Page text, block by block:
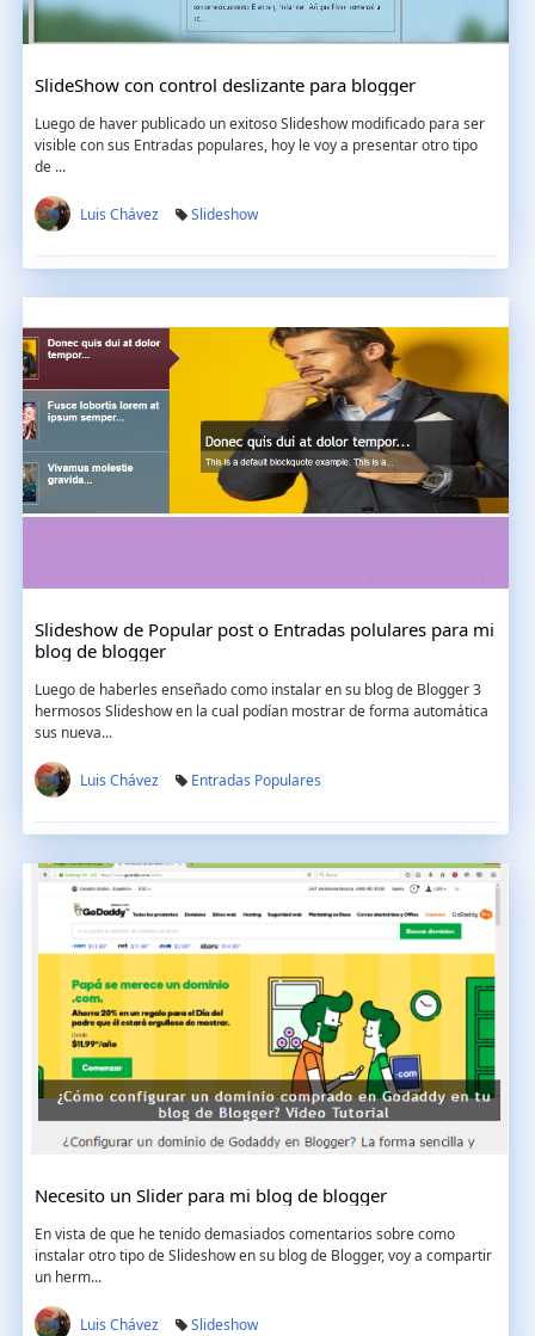
SlideShow con control deslizante para blogger
Luego de haver publicado un exitoso Slideshow modificado para ser
visible con sus Entradas populares, hoy le voy a presentar otro tipo
de ...
Luis Chávez Slideshow
Slideshow de Popular post o Entradas polulares para mi
blog de blogger
Luego de haberles enseñado como instalar en su blog de Blogger 3
hermosos Slideshow en la cual podían mostrar de forma automática
sus nueva...
Luis Chávez Entradas Populares
Necesito un Slider para mi blog de blogger
En vista de que he tenido demasiados comentarios sobre como
instalar otro tipo de Slideshow en su blog de Blogger, voy a compartir
un herm...
Luis Chávez Slideshow